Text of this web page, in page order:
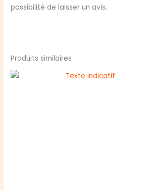
possibilité de laisser un avis.
Produits similaires